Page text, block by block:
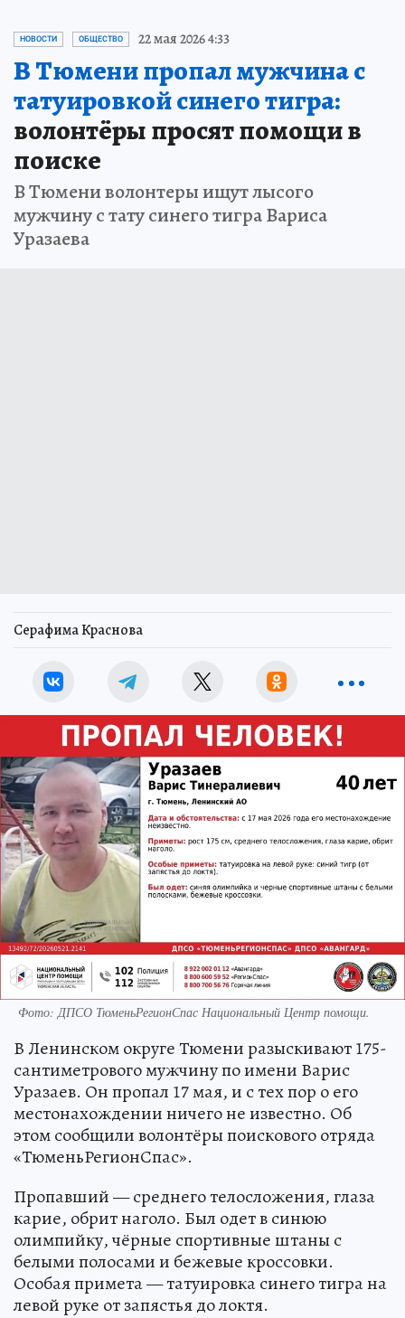
НОВОСТИ ОБЩЕСТВО 22 мая 2026 4:33
В Тюмени пропал мужчина с
татуировкой синего тигра:
волонтёры просят помощи в
поиске
В Тюмени волонтеры ищут лысого
мужчину с тату синего тигра Вариса
Уразаева
Серафима Краснова
Фото: ДПСО ТюменьРегионСпас Национальный Центр помощи.
В Ленинском округе Тюмени разыскивают 175-
сантиметрового мужчину по имени Варис
Уразаев. Он пропал 17 мая, и с тех пор о его
местонахождении ничего не известно. Об
этом сообщили волонтёры поискового отряда
«ТюменьРегионСпас».
Пропавший — среднего телосложения, глаза
карие, обрит наголо. Был одет в синюю
олимпийку, чёрные спортивные штаны с
белыми полосами и бежевые кроссовки.
Особая примета — татуировка синего тигра на
левой руке от запястья до локтя.